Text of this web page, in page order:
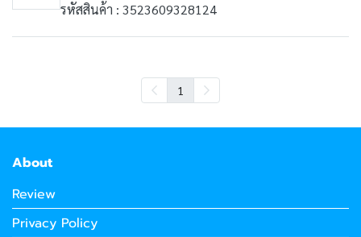
รหัสสินค้า : 3523609328124
1
About
Review
Privacy Policy